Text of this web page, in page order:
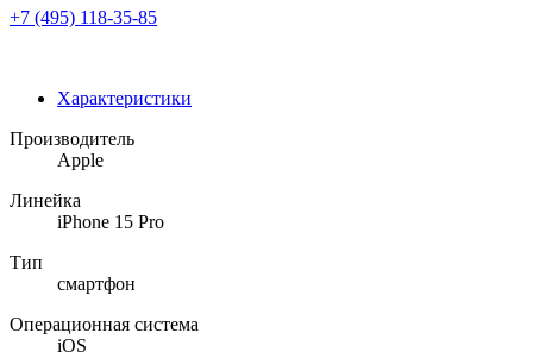
+7 (495) 118-35-85
Характеристики
Производитель
Apple
Линейка
iPhone 15 Pro
Тип
смартфон
Операционная система
iOS